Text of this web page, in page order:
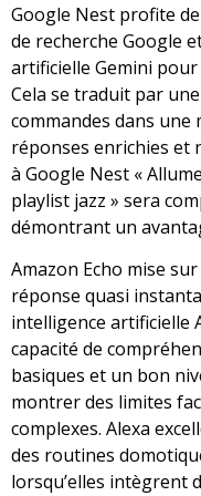
Google Nest profite
de recherche Google
artificielle Gemini
Cela se traduit par
commandes dans
réponses enrichies et
à Google Nest «
playlist jazz » sera
démontrant un
Amazon Echo mise
réponse quasi
intelligence artificielle
capacité de
basiques et un bon
montrer des limites
complexes. Alexa
des routines
lorsqu’elles intègrent